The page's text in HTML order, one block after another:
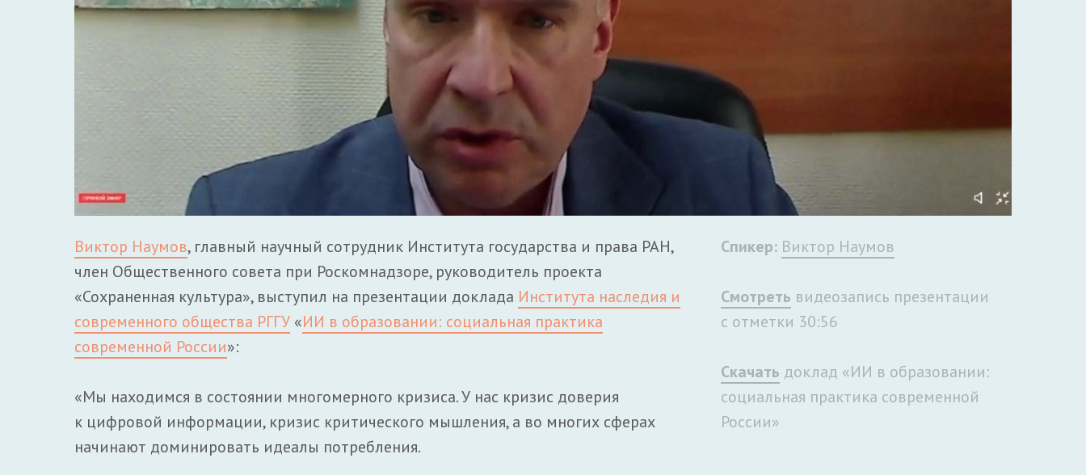
Виктор Наумов, главный научный сотрудник Института государства и права РАН,
член Общественного совета при Роскомнадзоре, руководитель проекта
«Сохраненная культура», выступил на презентации доклада Института наследия и
современного общества РГГУ «ИИ в образовании: социальная практика
современной России»:
«Мы находимся в состоянии многомерного кризиса. У нас кризис доверия
к цифровой информации, кризис критического мышления, а во многих сферах
начинают доминировать идеалы потребления.
Спикер: Виктор Наумов
Смотреть видеозапись презентации
с отметки 30:56
Скачать доклад «ИИ в образовании:
социальная практика современной
России»